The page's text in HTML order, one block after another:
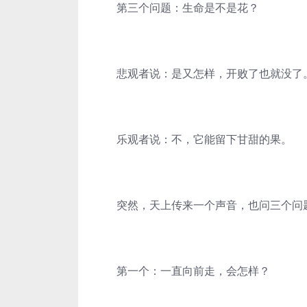
第三个问题：生命是不是花？
悲观者说：是又怎样，开败了也就没了
乐观者说：不，它能留下甘甜的果。
突然，天上传来一个声音，也问三个问
第一个：一直向前走，会怎样？